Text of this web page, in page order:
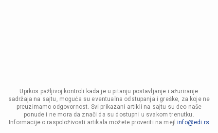
Uprkos pažljivoj kontroli kada je u pitanju postavljanje i ažuriranje
sadržaja na sajtu, moguća su eventualna odstupanja i greške, za koje ne
preuzimamo odgovornost. Svi prikazani artikli na sajtu su deo naše
ponude i ne mora da znači da su dostupni u svakom trenutku.
Informacije o raspoloživosti artikala možete proveriti na mejlinfo@edi.rs